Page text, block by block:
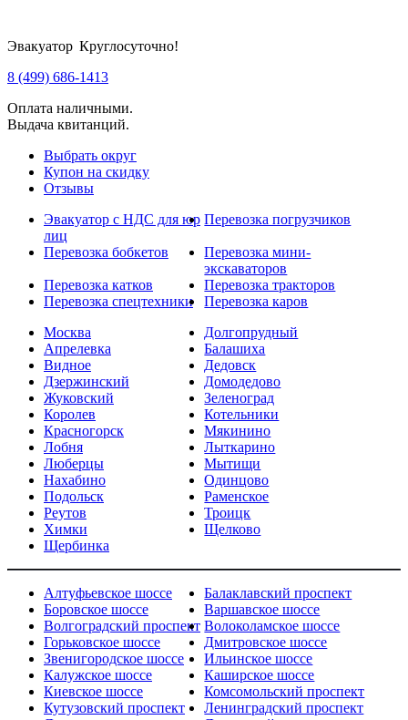
Эвакуатор Круглосуточно!
8 (499) 686-1413
Оплата наличными.
Выдача квитанций.
Выбрать округ
Купон на скидку
Отзывы
Эвакуатор с НДС для юр
лиц
Перевозка погрузчиков
Перевозка бобкетов
Перевозка мини-
экскаваторов
Перевозка катков
Перевозка тракторов
Перевозка спецтехники
Перевозка каров
Москва
Долгопрудный
Апрелевка
Балашиха
Видное
Дедовск
Дзержинский
Домодедово
Жуковский
Зеленоград
Королев
Котельники
Красногорск
Мякинино
Лобня
Лыткарино
Люберцы
Мытищи
Нахабино
Одинцово
Подольск
Раменское
Реутов
Троицк
Химки
Щелково
Щербинка
Алтуфьевское шоссе
Балаклавский проспект
Боровское шоссе
Варшавское шоссе
Волгоградский проспект Волоколамское шоссе
Горьковское шоссе
Дмитровское шоссе
Звенигородское шоссе
Ильинское шоссе
Калужское шоссе
Каширское шоссе
Киевское шоссе
Комсомольский проспект
Кутузовский проспект
Ленинградский проспект